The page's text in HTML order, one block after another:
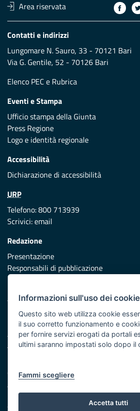
Area riservata
Contatti e indirizzi
Lungomare N. Sauro, 33 - 70121 Bari
Via G. Gentile, 52 - 70126 Bari
Elenco PEC e Rubrica
Eventi e Stampa
Ufficio stampa della Giunta
Press Regione
Logo e identità regionale
Accessibilità
Dichiarazione di accessibilità
URP
Telefono: 800 713939
Scrivici:email
Redazione
Presentazione
Responsabili di pubblicazione
Vai al sito di Protezione Civile Puglia
Iniziativa finanziata con risorse del
Asse XI
Cookie e privacy
Atti di notifica
Feed RSS
Servizi Intranet
Informazioni sull'uso dei
Questo sito web utilizza cookie
il suo corretto funzionamento e
per fornire servizi erogati da portali
ultimi saranno impostati solo dopo il
Fammi scegliere
Accetta tutti